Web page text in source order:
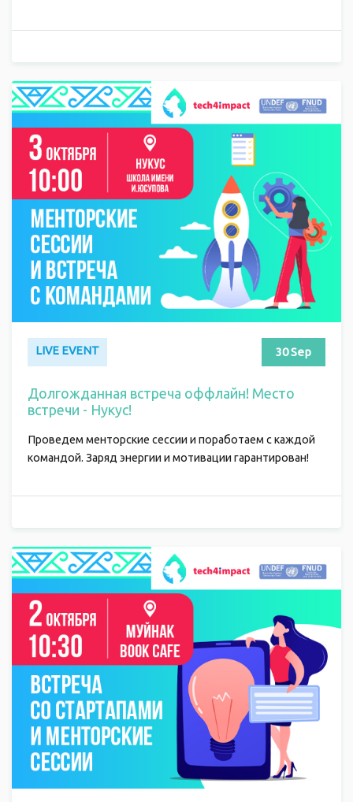
LIVE EVENT 30 Sep
Долгожданная встреча оффлайн! Место
встречи - Нукус!
Проведем менторские сессии и поработаем с каждой
командой. Заряд энергии и мотивации гарантирован!